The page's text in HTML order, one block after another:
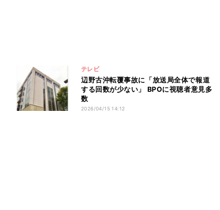
テレビ
辺野古沖転覆事故に「放送局全体で報道
する回数が少ない」 BPOに視聴者意見多
数
2026/04/15 14:12